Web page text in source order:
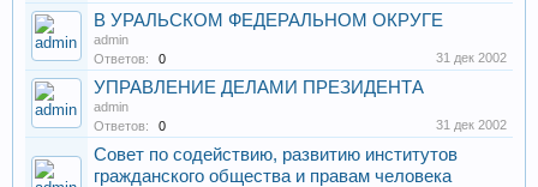
В УРАЛЬСКОМ ФЕДЕРАЛЬНОМ ОКРУГЕ
admin
Ответов:
0 31 дек 2002
УПРАВЛЕНИЕ ДЕЛАМИ ПРЕЗИДЕНТА
admin
Ответов:
0 31 дек 2002
Совет по содействию, развитию институтов
гражданского общества и правам человека